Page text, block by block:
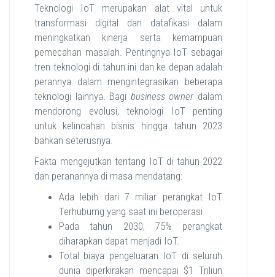
Teknologi IoT merupakan alat vital untuk
transformasi digital dan datafikasi dalam
meningkatkan kinerja serta kemampuan
pemecahan masalah. Pentingnya IoT sebagai
tren teknologi di tahun ini dan ke depan adalah
perannya dalam mengintegrasikan beberapa
teknologi lainnya. Bagi business ownerdalam
mendorong evolusi, teknologi IoT penting
untuk kelincahan bisnis hingga tahun 2023
bahkan seterusnya.
Fakta mengejutkan tentang IoT di tahun 2022
dan peranannya di masa mendatang:
Ada lebih dari 7 miliar perangkat IoT
Terhubumg yang saat ini beroperasi
Pada tahun 2030, 75% perangkat
diharapkan dapat menjadi IoT.
Total biaya pengeluaran IoT di seluruh
dunia diperkirakan mencapai $1 Triliun